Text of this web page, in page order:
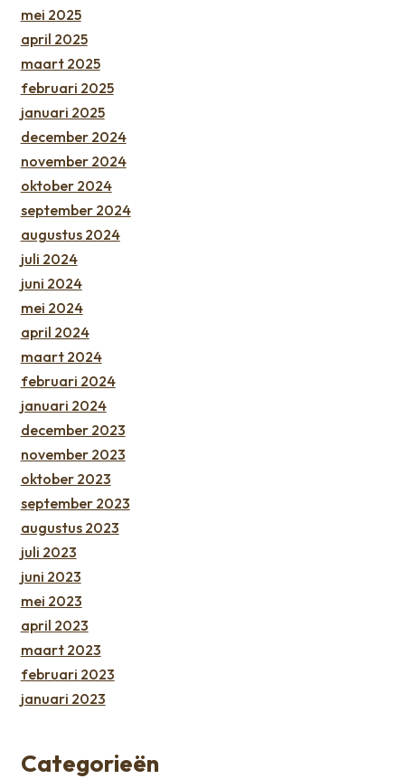
mei 2025
april 2025
maart 2025
februari 2025
januari 2025
december 2024
november 2024
oktober 2024
september 2024
augustus 2024
juli 2024
juni 2024
mei 2024
april 2024
maart 2024
februari 2024
januari 2024
december 2023
november 2023
oktober 2023
september 2023
augustus 2023
juli 2023
juni 2023
mei 2023
april 2023
maart 2023
februari 2023
januari 2023
Categorieën